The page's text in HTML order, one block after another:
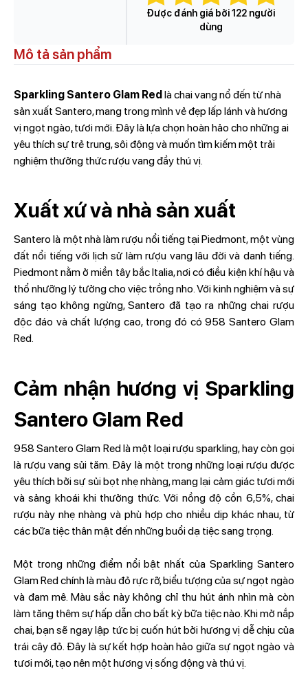
Được đánh giá bởi 122 người
dùng
Mô tả sản phẩm
Sparkling Santero Glam Redlà chai vang nổ đến từ nhà
sản xuất Santero, mang trong mình vẻ đẹp lấp lánh và hương
vị ngọt ngào, tươi mới. Đây là lựa chọn hoàn hảo cho những ai
yêu thích sự trẻ trung, sôi động và muốn tìm kiếm một trải
nghiệm thưởng thức rượu vang đầy thú vị.
Xuất xứ và nhà sản xuất
Santero là một nhà làm rượu nổi tiếng tại Piedmont, một vùng
đất nổi tiếng với lịch sử làm rượu vang lâu đời và danh tiếng.
Piedmont nằm ở miền tây bắc Italia, nơi có điều kiện khí hậu và
thổ nhưỡng lý tưởng cho việc trồng nho. Với kinh nghiệm và sự
sáng tạo không ngừng, Santero đã tạo ra những chai rượu
độc đáo và chất lượng cao, trong đó có 958 Santero Glam
Red.
Cảm nhận hương vị Sparkling
Santero Glam Red
958 Santero Glam Red là một loại rượu sparkling, hay còn gọi
là rượu vang sủi tăm. Đây là một trong những loại rượu được
yêu thích bởi sự sủi bọt nhẹ nhàng, mang lại cảm giác tươi mới
và sảng khoái khi thưởng thức. Với nồng độ cồn 6,5%, chai
rượu này nhẹ nhàng và phù hợp cho nhiều dịp khác nhau, từ
các bữa tiệc thân mật đến những buổi dạ tiệc sang trọng.
Một trong những điểm nổi bật nhất của Sparkling Santero
Glam Red chính là màu đỏ rực rỡ, biểu tượng của sự ngọt ngào
và đam mê. Màu sắc này không chỉ thu hút ánh nhìn mà còn
làm tăng thêm sự hấp dẫn cho bất kỳ bữa tiệc nào. Khi mở nắp
chai, bạn sẽ ngay lập tức bị cuốn hút bởi hương vị dễ chịu của
trái cây đỏ. Đây là sự kết hợp hoàn hảo giữa sự ngọt ngào và
tươi mới, tạo nên một hương vị sống động và thú vị.